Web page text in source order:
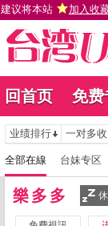
建议将本站 加入收
回首页 免费
业绩排行 一对多
全部在線 台妹专区
樂多多